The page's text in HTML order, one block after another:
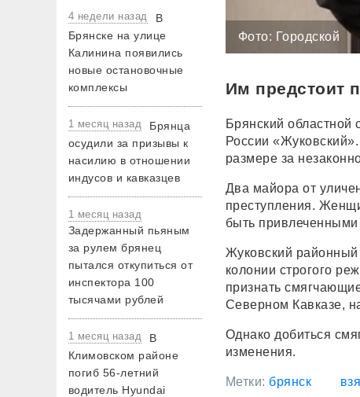
4 недели назад
В
Брянске на улице
Калинина появились
новые остановочные
комплексы
1 месяц назад
Брянца
осудили за призывы к
насилию в отношении
индусов и кавказцев
1 месяц назад
Задержанный пьяным
за рулем брянец
пытался откупиться от
инспектора 100
тысячами рублей
1 месяц назад
В
Климовском районе
погиб 56-летний
водитель Hyundai
Фото: Городской
Им предстоит
Брянский
России
размере за
Два майора от
преступления.
быть привлеченными
Жуковский
колонии строгого
признать
Северном Кавказе,
Однако добиться
изменения.
Метки: брянск